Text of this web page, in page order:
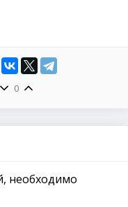
0
необходимо